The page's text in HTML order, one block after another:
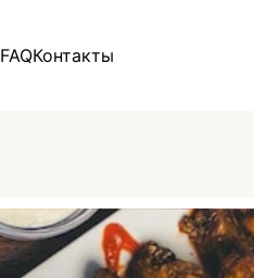
FAQКонтакты